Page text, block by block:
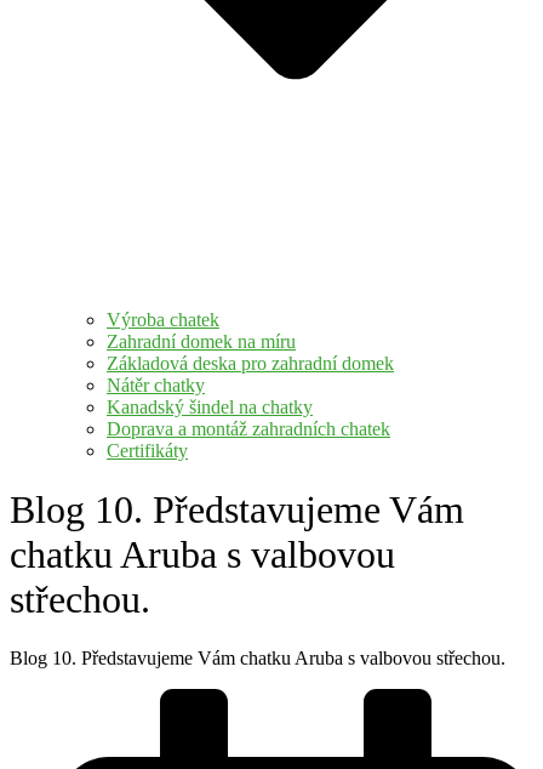
Výroba chatek
Zahradní domek na míru
Základová deska pro zahradní domek
Nátěr chatky
Kanadský šindel na chatky
Doprava a montáž zahradních chatek
Certifikáty
Blog 10. Představujeme Vám
chatku Aruba s valbovou
střechou.
Blog 10. Představujeme Vám chatku Aruba s valbovou střechou.